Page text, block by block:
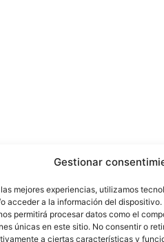
Gestionar
mejores experiencias, utilizamos
acceder a la información del
permitirá procesar datos como el
únicas en este sitio. No consentir o
a ciertas características y